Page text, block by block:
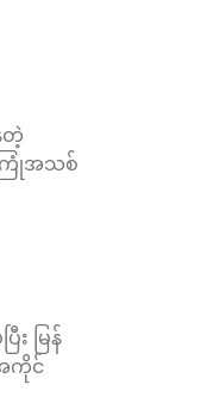
တဲ့
ကြုံအသစ်
မြန်
ကိုင်